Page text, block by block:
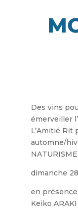
Des vins
émerveiller
L’Amitié Rit
automne/
NATURISME
dimanche
en
Keiko